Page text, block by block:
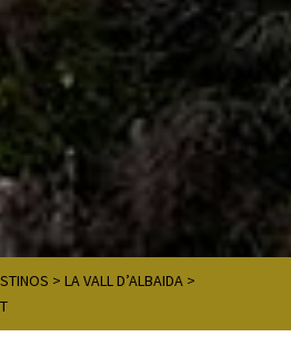
> LA VALL D’ALBAIDA>